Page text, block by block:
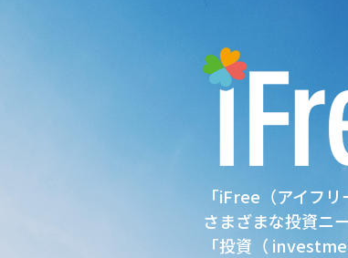
「iFree（アイフ
さまざまな投資ニ
「投資（